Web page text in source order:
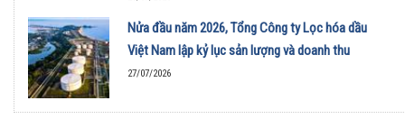
Nửa đầu năm 2026, Tổng Công ty Lọc hóa dầu
Việt Nam lập kỷ lục sản lượng và doanh thu
27/07/2026